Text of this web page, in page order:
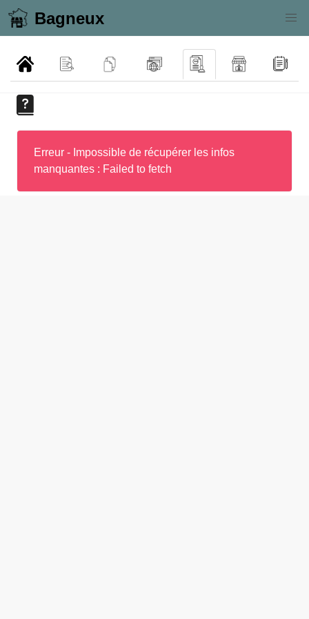
Bagneux
Erreur - Impossible de récupérer les infos
manquantes : Failed to fetch